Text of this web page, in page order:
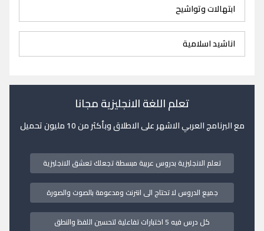
ابتهالات وتواشيح
اناشيد اسلامية
تعلم اللغة الانجليزية مجانا
مع البرنامج العربي الاشهر على الاطلاق وبأكثر من 10 مليون تحميل
تعلم الانجليزية بدروس عربية مبسطة تجعلك تعشق الانجليزية
جميع الدروس لا تحتاج الى انترنت ومدعومة بالصوت والصورة
كل درس فيه 5 اختبارات تفاعلية لتحسين اللفظ والنطق